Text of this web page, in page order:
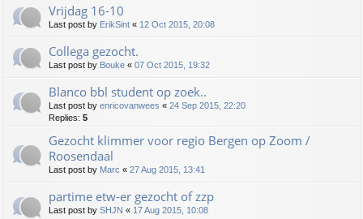
Vrijdag 16-10
Last post by ErikSint « 12 Oct 2015, 20:08
Collega gezocht.
Last post by Bouke « 07 Oct 2015, 19:32
Blanco bbl student op zoek..
Last post by enricovanwees « 24 Sep 2015, 22:20
Replies: 5
Gezocht klimmer voor regio Bergen op Zoom /
Roosendaal
Last post by Marc « 27 Aug 2015, 13:41
partime etw-er gezocht of zzp
Last post by SHJN « 17 Aug 2015, 10:08